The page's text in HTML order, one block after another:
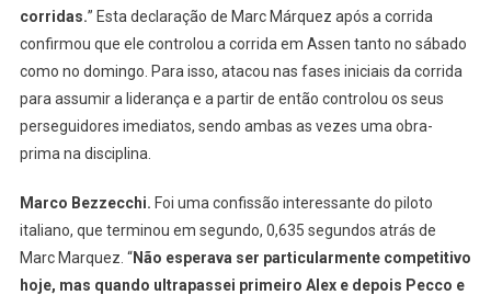
corridas.” Esta declaração de Marc Márquez após a corrida
confirmou que ele controlou a corrida em Assen tanto no sábado
como no domingo. Para isso, atacou nas fases iniciais da corrida
para assumir a liderança e a partir de então controlou os seus
perseguidores imediatos, sendo ambas as vezes uma obra-
prima na disciplina.
Marco Bezzecchi. Foi uma confissão interessante do piloto
italiano, que terminou em segundo, 0,635 segundos atrás de
Marc Marquez. “Não esperava ser particularmente competitivo
hoje, mas quando ultrapassei primeiro Alex e depois Pecco e